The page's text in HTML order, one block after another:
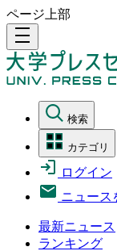
ページ上部
density_medium
検索
カテゴリ
ログイン
ニュース
最新ニュース
ランキング